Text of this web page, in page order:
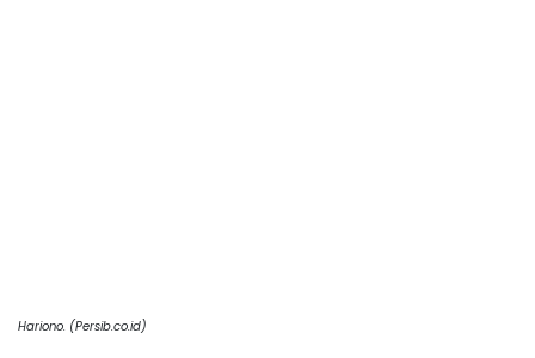
Hariono. (Persib.co.id)